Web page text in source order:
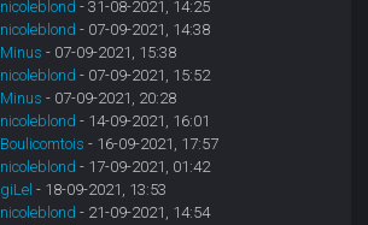
nicoleblond - 31-08-2021, 14:25
nicoleblond - 07-09-2021, 14:38
Minus - 07-09-2021, 15:38
nicoleblond - 07-09-2021, 15:52
Minus - 07-09-2021, 20:28
nicoleblond - 14-09-2021, 16:01
Boulicomtois - 16-09-2021, 17:57
nicoleblond - 17-09-2021, 01:42
giLel - 18-09-2021, 13:53
nicoleblond - 21-09-2021, 14:54